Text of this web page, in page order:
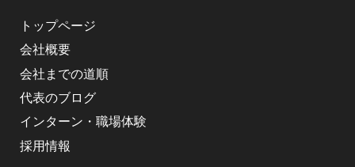
トップページ
会社概要
会社までの道順
代表のブログ
インターン・職場体験
採用情報